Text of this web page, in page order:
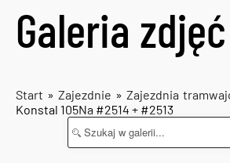
Galeria zdjęć
Start » Zajezdnie » Zajezdnia
Konstal 105Na #2514 + #2513